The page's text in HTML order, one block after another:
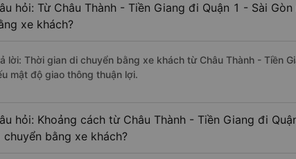
hỏi: Từ Châu Thành - Tiền Giang đi Quận 1 - Sài
xe khách?
lời: Thời gian di chuyển bằng xe khách từ Châu Thành - Tiền
mật độ giao thông thuận lợi.
hỏi: Khoảng cách từ Châu Thành - Tiền Giang đi
chuyển bằng xe khách?